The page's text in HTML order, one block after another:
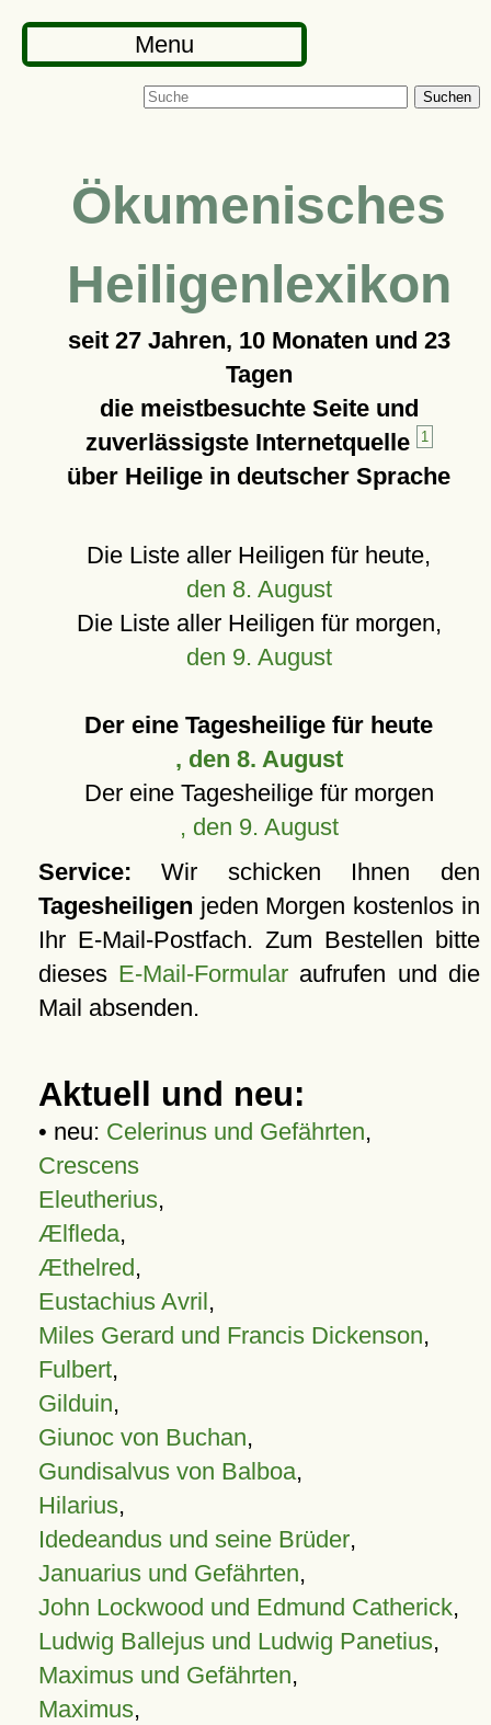
Menu
Suchen
Ökumenisches
Heiligenlexikon
seit 27 Jahren, 10 Monaten und 23
Tagen
die meistbesuchte Seite und
zuverlässigste Internetquelle
1
über Heilige in deutscher Sprache
Die Liste aller Heiligen für heute,
den 8. August
Die Liste aller Heiligen für morgen,
den 9. August
Der eine Tagesheilige für heute
, den 8. August
Der eine Tagesheilige für morgen
, den 9. August
Service: Wir schicken Ihnen den
Tagesheiligen jeden Morgen kostenlos in
Ihr E-Mail-Postfach. Zum Bestellen bitte
dieses E-Mail-Formular aufrufen und die
Mail absenden.
Aktuell und neu:
• neu: Celerinus und Gefährten,
Crescens
Eleutherius,
Ælfleda,
Æthelred,
Eustachius Avril,
Miles Gerard und Francis Dickenson,
Fulbert,
Gilduin,
Giunoc von Buchan,
Gundisalvus von Balboa,
Hilarius,
Idedeandus und seine Brüder,
Januarius und Gefährten,
John Lockwood und Edmund Catherick,
Ludwig Ballejus und Ludwig Panetius,
Maximus und Gefährten,
Maximus,